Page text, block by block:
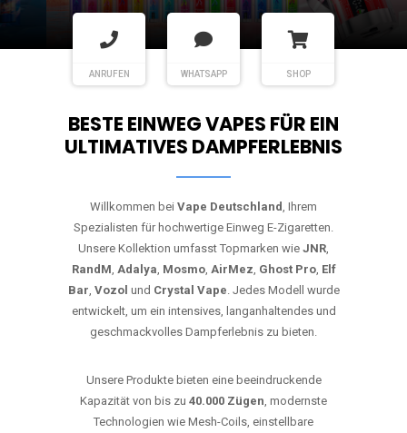
ANRUFEN WHATSAPP SHOP
BESTE EINWEG VAPES FÜR EIN
ULTIMATIVES DAMPFERLEBNIS
Willkommen bei Vape Deutschland, Ihrem
Spezialisten für hochwertige Einweg E-Zigaretten.
Unsere Kollektion umfasst Topmarken wie JNR,
RandM, Adalya, Mosmo, AirMez, Ghost Pro, Elf
Bar, Vozol und Crystal Vape. Jedes Modell wurde
entwickelt, um ein intensives, langanhaltendes und
geschmackvolles Dampferlebnis zu bieten.
Unsere Produkte bieten eine beeindruckende
Kapazität von bis zu 40.000 Zügen, modernste
Technologien wie Mesh-Coils, einstellbare